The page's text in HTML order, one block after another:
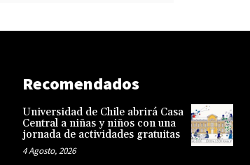
Recomendados
Universidad de Chile abrirá Casa
Central a niñas y niños con una
jornada de actividades gratuitas
4 Agosto, 2026